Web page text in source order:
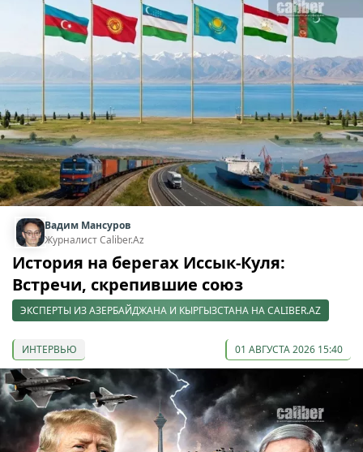
Вадим Мансуров
Журналист Caliber.Az
История на берегах Иссык-Куля:
Встречи, скрепившие союз
ЭКСПЕРТЫ ИЗ АЗЕРБАЙДЖАНА И КЫРГЫЗСТАНА НА CALIBER.AZ
ИНТЕРВЬЮ 01 АВГУСТА 2026 15:40